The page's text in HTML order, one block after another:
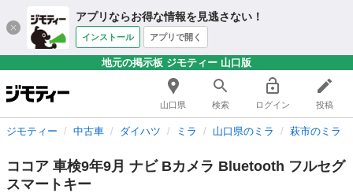
アプリならお得な情報を見逃さない！
インストール アプリで開く
地元の掲示板 ジモティー 山口版
山口県 検索 ログイン 投稿
ジモティー 中古車 ダイハツ ミラ 山口県のミラ 萩市のミラ
ココア 車検9年9月 ナビ Bカメラ Bluetooth フルセグ
スマートキー